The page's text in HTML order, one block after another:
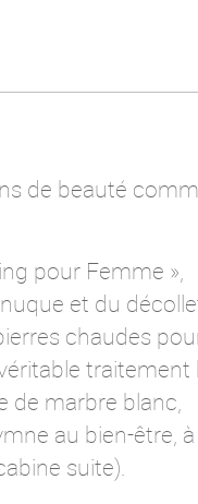
de beauté
pour Femme »,
et du
chaudes
traitement
de marbre blanc,
au bien-être,
suite).